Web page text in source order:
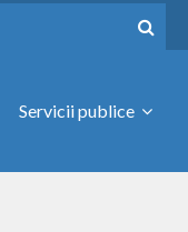
Servicii publice